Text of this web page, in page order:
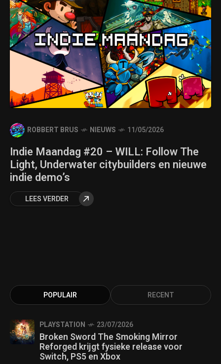
ROBBERT BRUS NIEUWS 11/05/2026
Indie Maandag #20 – WILL: Follow The
Light, Underwater citybuilders en nieuwe
indie demo’s
LEES VERDER
POPULAIR RECENT
PLAYSTATION 23/07/2026
Broken Sword The Smoking Mirror
Reforged krijgt fysieke release voor
Switch, PS5 en Xbox